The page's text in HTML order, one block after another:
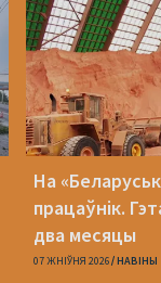
На
працаўнік.
два месяцы
07 ЖНІЎНЯ 2026 НАВІНЫ